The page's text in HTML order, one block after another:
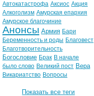
Автокатастрофа Аксиос Акция
Алкоголизм Амурская епархия
Амурское благочиние
Анонсы Армия Бари
Беременность и роды Благовест
Благотворительность
Богословие Брак В начале
было слово Великий пост Вера
Викариатство Вопросы
Показать все теги